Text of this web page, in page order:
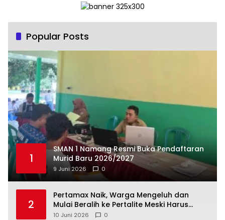
Popular Posts
1
SMAN 1 Namang Resmi Buka Pendaftaran
Murid Baru 2026/2027
9 Juni 2026 0
2
‎Pertamax Naik, Warga Mengeluh dan
Mulai Beralih ke Pertalite Meski Harus
10 Juni 2026 0